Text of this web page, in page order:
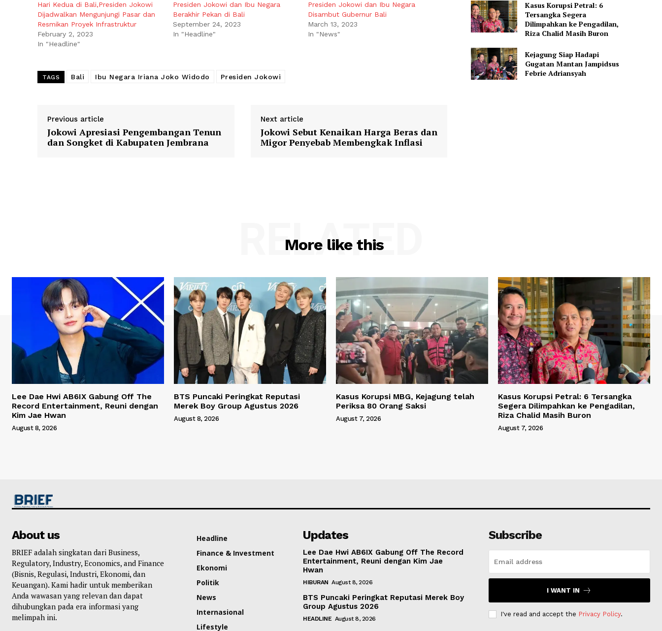
Hari Kedua di Bali,Presiden Jokowi
Dijadwalkan Mengunjungi Pasar dan
Resmikan Proyek Infrastruktur
February 2, 2023
In "Headline"
Presiden Jokowi dan Ibu Negara
Berakhir Pekan di Bali
September 24, 2023
In "Headline"
Presiden Jokowi dan Ibu Negara
Disambut Gubernur Bali
March 13, 2023
In "News"
TAGS Bali Ibu Negara Iriana Joko Widodo Presiden Jokowi
Previous article
Jokowi Apresiasi Pengembangan Tenun
dan Songket di Kabupaten Jembrana
Next article
Jokowi Sebut Kenaikan Harga Beras dan
Migor Penyebab Membengkak Inflasi
Kasus Korupsi Petral: 6
Tersangka Segera
Dilimpahkan ke Pengadilan,
Riza Chalid Masih Buron
Kejagung Siap Hadapi
Gugatan Mantan Jampidsus
Febrie Adriansyah
More like this
RELATED
Lee Dae Hwi AB6IX Gabung Off The
Record Entertainment, Reuni dengan
Kim Jae Hwan
August 8, 2026
BTS Puncaki Peringkat Reputasi
Merek Boy Group Agustus 2026
August 8, 2026
Kasus Korupsi MBG, Kejagung telah
Periksa 80 Orang Saksi
August 7, 2026
Kasus Korupsi Petral: 6 Tersangka
Segera Dilimpahkan ke Pengadilan,
Riza Chalid Masih Buron
August 7, 2026
About us
BRIEF adalah singkatan dari Business,
Regulatory, Industry, Economics, and Finance
(Bisnis, Regulasi, Industri, Ekonomi, dan
Keuangan). Kami hadir untuk memberikan
Anda wawasan yang relevan dan dapat
dihubungkan pada era informasi yang
melimpah ini.
Headline
Finance & Investment
Ekonomi
Politik
News
Internasional
Lifestyle
Updates
Lee Dae Hwi AB6IX Gabung Off The Record
Entertainment, Reuni dengan Kim Jae
Hwan
HIBURAN August 8, 2026
BTS Puncaki Peringkat Reputasi Merek Boy
Group Agustus 2026
HEADLINE August 8, 2026
Subscribe
I WANT IN
I've read and accept the Privacy Policy.